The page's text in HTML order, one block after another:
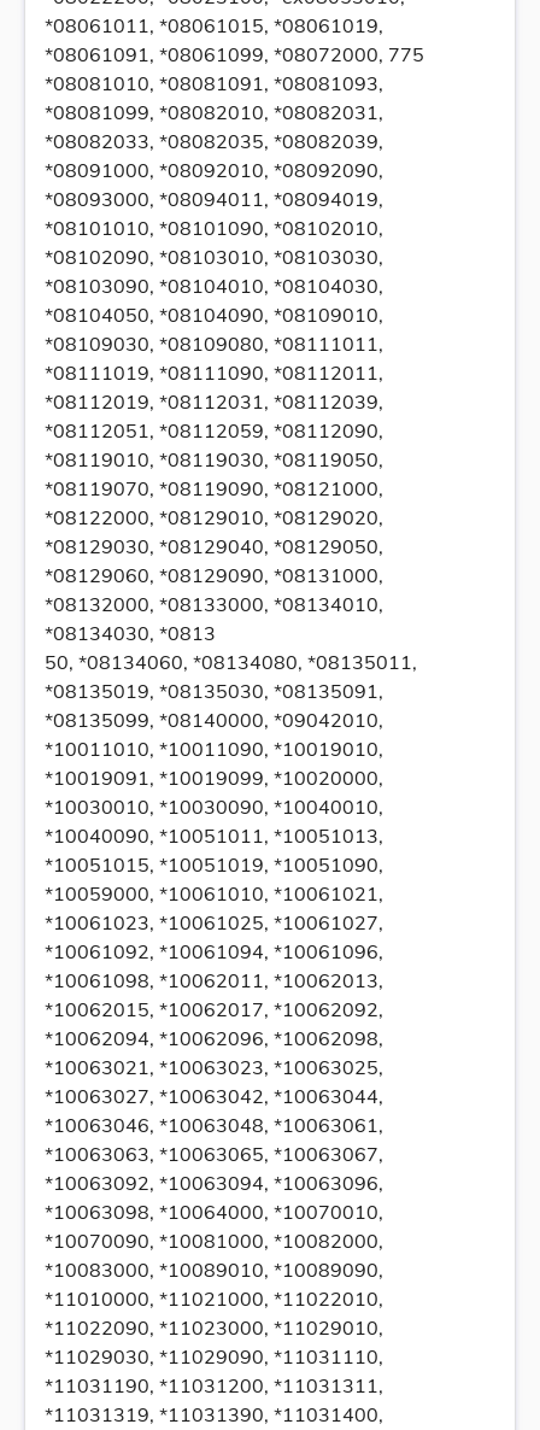
*08061011, *08061015, *08061019,
*08061091, *08061099, *08072000, 775
*08081010, *08081091, *08081093,
*08081099, *08082010, *08082031,
*08082033, *08082035, *08082039,
*08091000, *08092010, *08092090,
*08093000, *08094011, *08094019,
*08101010, *08101090, *08102010,
*08102090, *08103010, *08103030,
*08103090, *08104010, *08104030,
*08104050, *08104090, *08109010,
*08109030, *08109080, *08111011,
*08111019, *08111090, *08112011,
*08112019, *08112031, *08112039,
*08112051, *08112059, *08112090,
*08119010, *08119030, *08119050,
*08119070, *08119090, *08121000,
*08122000, *08129010, *08129020,
*08129030, *08129040, *08129050,
*08129060, *08129090, *08131000,
*08132000, *08133000, *08134010,
*08134030, *0813
50, *08134060, *08134080, *08135011,
*08135019, *08135030, *08135091,
*08135099, *08140000, *09042010,
*10011010, *10011090, *10019010,
*10019091, *10019099, *10020000,
*10030010, *10030090, *10040010,
*10040090, *10051011, *10051013,
*10051015, *10051019, *10051090,
*10059000, *10061010, *10061021,
*10061023, *10061025, *10061027,
*10061092, *10061094, *10061096,
*10061098, *10062011, *10062013,
*10062015, *10062017, *10062092,
*10062094, *10062096, *10062098,
*10063021, *10063023, *10063025,
*10063027, *10063042, *10063044,
*10063046, *10063048, *10063061,
*10063063, *10063065, *10063067,
*10063092, *10063094, *10063096,
*10063098, *10064000, *10070010,
*10070090, *10081000, *10082000,
*10083000, *10089010, *10089090,
*11010000, *11021000, *11022010,
*11022090, *11023000, *11029010,
*11029030, *11029090, *11031110,
*11031190, *11031200, *11031311,
*11031319, *11031390, *11031400,